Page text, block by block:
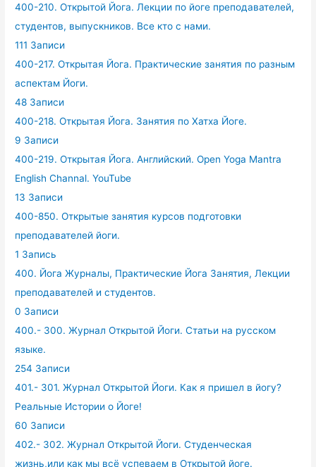
400-210. Открытой Йога. Лекции по йоге преподавателей,
студентов, выпускников. Все кто с нами.
111 Записи
400-217. Открытая Йога. Практические занятия по разным
аспектам Йоги.
48 Записи
400-218. Открытая Йога. Занятия по Хатха Йоге.
9 Записи
400-219. Открытая Йога. Английский. Open Yoga Mantra
English Channal. YouTube
13 Записи
400-850. Открытые занятия курсов подготовки
преподавателей йоги.
1 Запись
400. Йога Журналы, Практические Йога Занятия, Лекции
преподавателей и студентов.
0 Записи
400.- 300. Журнал Открытой Йоги. Статьи на русском
языке.
254 Записи
401.- 301. Журнал Открытой Йоги. Как я пришел в йогу?
Реальные Истории о Йоге!
60 Записи
402.- 302. Журнал Открытой Йоги. Студенческая
жизнь,или как мы всё успеваем в Открытой йоге.